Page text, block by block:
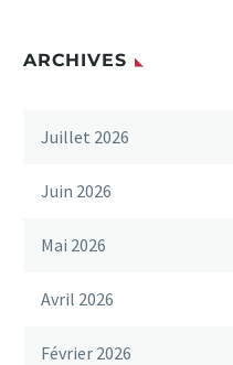
ARCHIVES
Juillet 2026
Juin 2026
Mai 2026
Avril 2026
Février 2026